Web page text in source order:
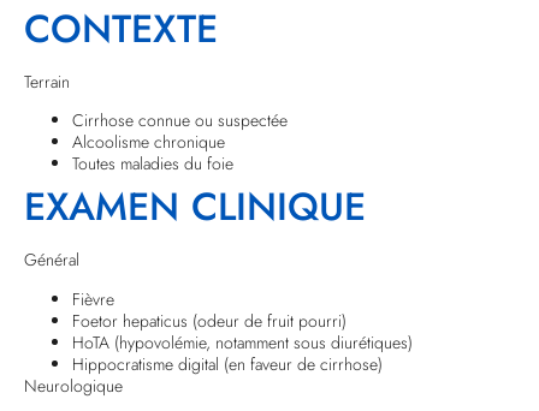
CONTEXTE
Terrain
Cirrhose connue ou suspectée
Alcoolisme chronique
Toutes maladies du foie
EXAMEN CLINIQUE
Général
Fièvre
Foetor hepaticus (odeur de fruit pourri)
HoTA (hypovolémie, notamment sous diurétiques)
Hippocratisme digital (en faveur de cirrhose)
Neurologique